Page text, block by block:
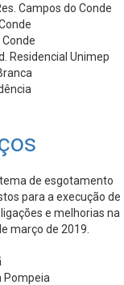
Campos do Conde
Conde
Residencial Unimep
de esgotamento
para a execução de
e melhorias na
março de 2019.
Pompeia